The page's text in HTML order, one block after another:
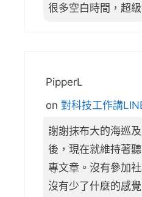
很多空白時間，超
PipperL
on 對科技工作講
謝謝抹布大的海巡
後，現在就維持著
專文章。沒有參加
沒有少了什麼的感